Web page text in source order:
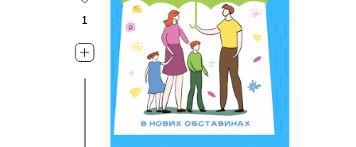
1